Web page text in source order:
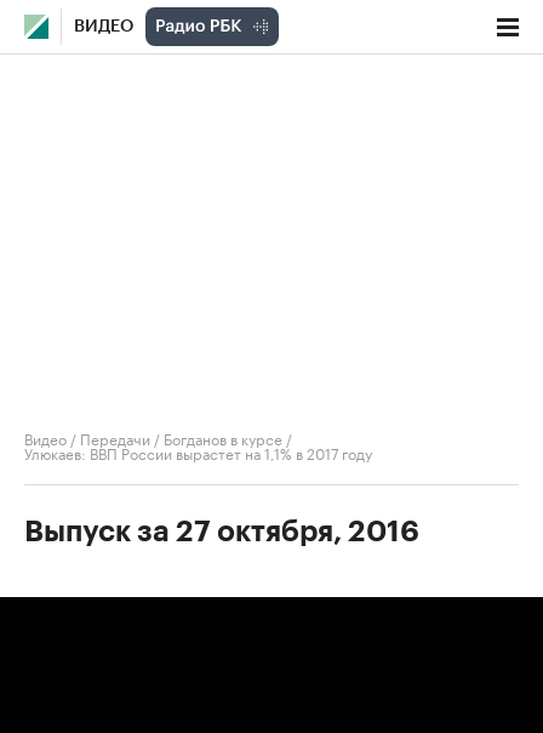
ВИДЕО
Видео / Передачи / Богданов в курсе /
Улюкаев: ВВП России вырастет на 1,1% в 2017 году
Выпуск за 27 октября, 2016